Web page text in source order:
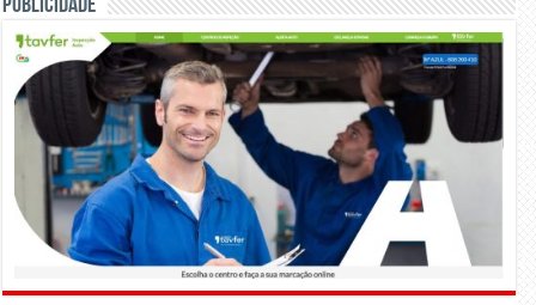
Publicidade